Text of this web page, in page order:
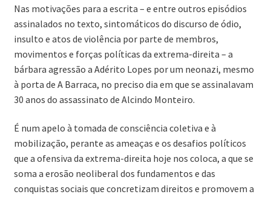
Nas motivações para a escrita – e entre outros episódios
assinalados no texto, sintomáticos do discurso de ódio,
insulto e atos de violência por parte de membros,
movimentos e forças políticas da extrema-direita – a
bárbara agressão a Adérito Lopes por um neonazi, mesmo
à porta de A Barraca, no preciso dia em que se assinalavam
30 anos do assassinato de Alcindo Monteiro.
É num apelo à tomada de consciência coletiva e à
mobilização, perante as ameaças e os desafios políticos
que a ofensiva da extrema-direita hoje nos coloca, a que se
soma a erosão neoliberal dos fundamentos e das
conquistas sociais que concretizam direitos e promovem a